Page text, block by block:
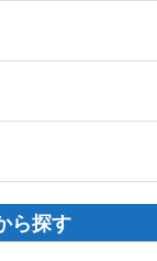
ら探す